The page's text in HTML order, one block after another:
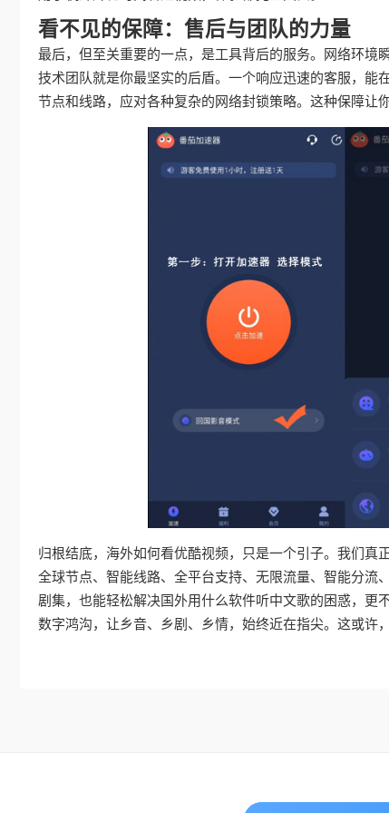
看不见的保障：售后与团队的力量
最后，但至关重要的一点，是工具背后的服务。网络环境
技术团队就是你最坚实的后盾。一个响应迅速的客服，能
节点和线路，应对各种复杂的网络封锁策略。这种保障让
归根结底，海外如何看优酷视频，只是一个引子。我们
全球节点、智能线路、全平台支持、无限流量、智能分流
剧集，也能轻松解决国外用什么软件听中文歌的困惑，更
数字鸿沟，让乡音、乡剧、乡情，始终近在指尖。这或许